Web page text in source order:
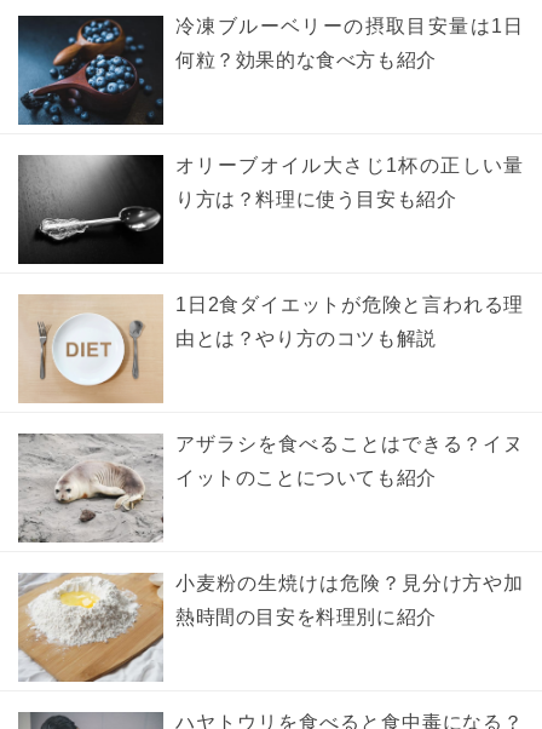
冷凍ブルーベリーの摂取目安量は1日
何粒？効果的な食べ方も紹介
オリーブオイル大さじ1杯の正しい量
り方は？料理に使う目安も紹介
1日2食ダイエットが危険と言われる理
由とは？やり方のコツも解説
アザラシを食べることはできる？イヌ
イットのことについても紹介
小麦粉の生焼けは危険？見分け方や加
熱時間の目安を料理別に紹介
ハヤトウリを食べると食中毒になる？